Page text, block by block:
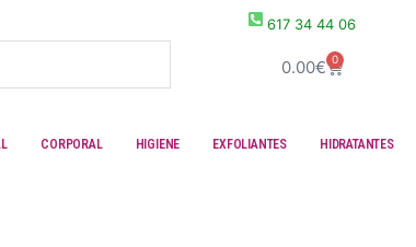
617 34 44 06
0.00€ 0 Carrito
CORPORAL HIGIENE EXFOLIANTES HIDRATANTES